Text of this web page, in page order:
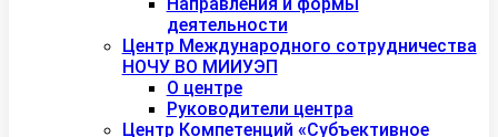
деятельности
Центр Международного сотрудничества
НОЧУ ВО МИИУЭП
О центре
Руководители центра
Центр Компетенций «Субъективное